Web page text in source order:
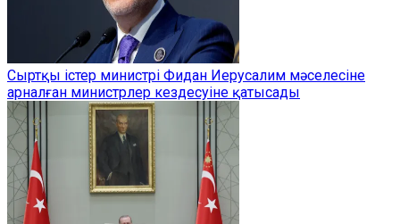
Сыртқы істер министрі Фидан Иерусалим мәселесіне
арналған министрлер кездесуіне қатысады